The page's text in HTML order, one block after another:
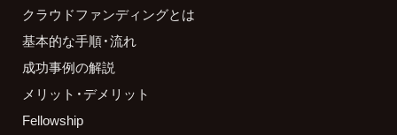
クラウドファンディングとは
基本的な手順・流れ
成功事例の解説
メリット・デメリット
Fellowship